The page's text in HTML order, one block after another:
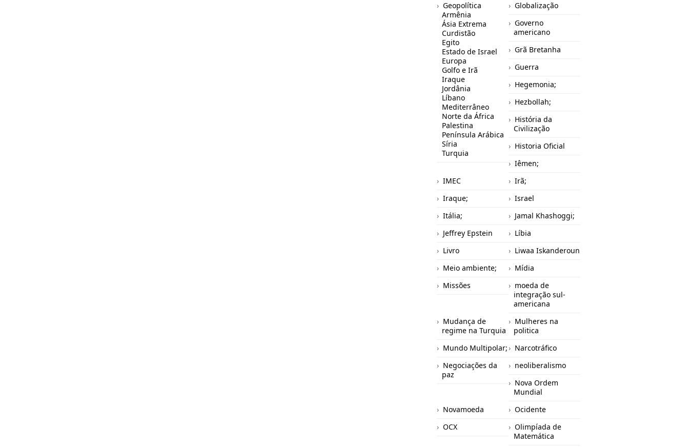
Geopolítica
Armênia
Ásia Extrema
Curdistão
Egito
Estado de Israel
Europa
Golfo e Irã
Iraque
Jordânia
Líbano
Mediterrâneo
Norte da África
Palestina
Península Arábica
Síria
Turquia
Globalização
Governo
americano
Grã Bretanha
Guerra
Hegemonia;
Hezbollah;
História da
Civilização
Historia Oficial
Iêmen;
IMEC
Irã;
Iraque;
Israel
Itália;
Jamal Khashoggi;
Jeffrey Epstein
Líbia
Livro
Liwaa Iskanderoun
Meio ambiente;
Mídia
Missões
moeda de
integração sul-
americana
Mudança de
regime na Turquia
Mulheres na
politica
Mundo Multipolar;
Narcotráfico
Negociações da
paz
neoliberalismo
Nova Ordem
Mundial
Novamoeda
Ocidente
OCX
Olimpíada de
Matemática